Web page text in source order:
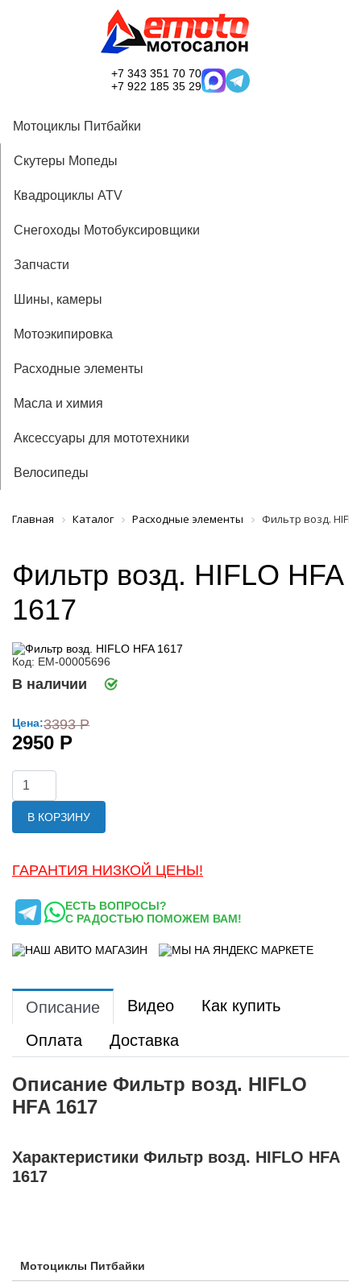
+7 343 351 70 70
+7 922 185 35 29
Мотоциклы Питбайки
Скутеры Мопеды
Квадроциклы ATV
Снегоходы Мотобуксировщики
Запчасти
Шины, камеры
Мотоэкипировка
Расходные элементы
Масла и химия
Аксессуары для мототехники
Велосипеды
Главная Каталог Расходные элементы Фильтр возд.
Мотоциклы Питбайки
Фильтр возд. HIFLO HFA
1617
Код: ЕМ-00005696
В наличии
Цена:3393 Р
2950 Р
В КОРЗИНУ
ГАРАНТИЯ НИЗКОЙ ЦЕНЫ!
ЕСТЬ ВОПРОСЫ?
С РАДОСТЬЮ ПОМОЖЕМ ВАМ!
Описание Видео
Как купить
Оплата
Доставка
Описание Фильтр возд. HIFLO
HFA 1617
Характеристики Фильтр возд. HIFLO HFA
1617